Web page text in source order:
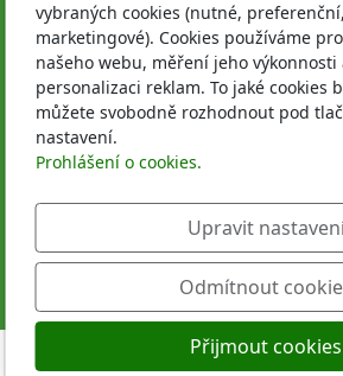
Areál Výstaviště
Areál Výstaviště Flora
Provozně bezpečnostní
Registrace
vybraných cookies (nutné,
marketingové). Cookies používáme
našeho webu, měření jeho výkonnosti
personalizaci reklam. To jaké cookies
můžete svobodně rozhodnout pod
nastavení.
Prohlášení o cookies.
Upravit
Odmítnout
Přijmout cookies